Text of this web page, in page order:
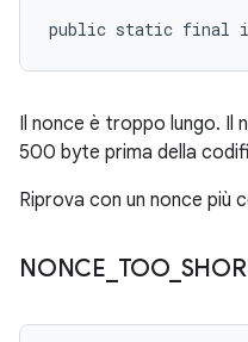
public static final
Il nonce è troppo lungo. Il
500 byte prima della
Riprova con un nonce più
NONCE TOO_